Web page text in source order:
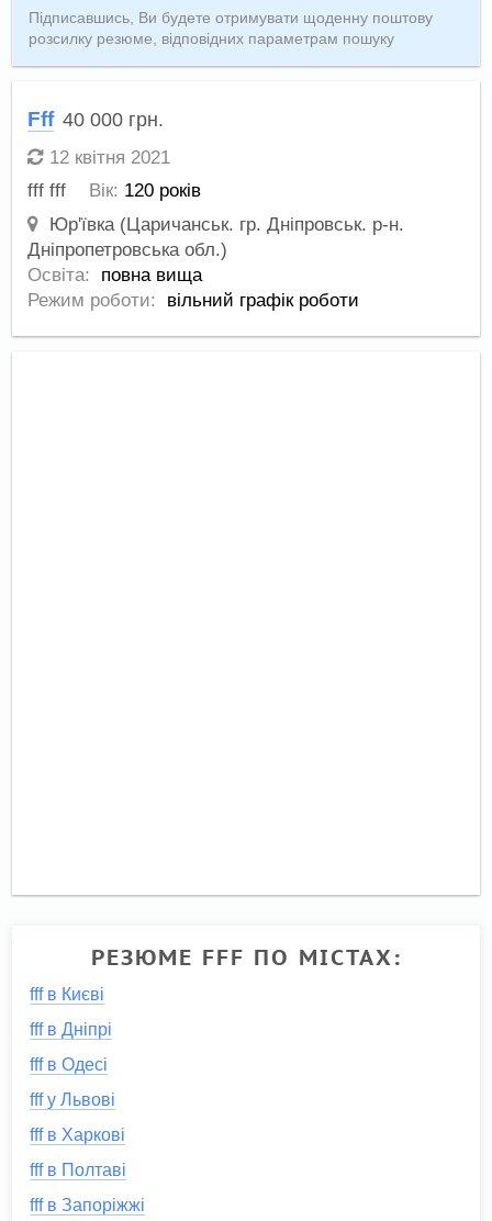
Підписавшись, Ви будете отримувати щоденну поштову
розсилку резюме, відповідних параметрам пошуку
Fff 40 000 грн.
12 квітня 2021
fff fff
Вік: 120 років
Юр'ївка (Царичанськ. гр. Дніпровськ. р-н.
Дніпропетровська обл.)
Освіта:
повна вища
Режим роботи:
вільний графік роботи
РЕЗЮМЕ FFF ПО МІСТАХ:
fff в Києві
fff в Дніпрі
fff в Одесі
fff у Львові
fff в Харкові
fff в Полтаві
fff в Запоріжжі